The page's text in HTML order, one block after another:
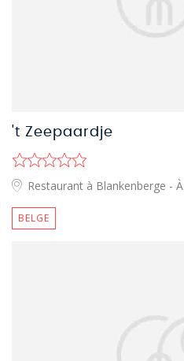
't Zeepaardje
Restaurant à Blankenberge -
BELGE